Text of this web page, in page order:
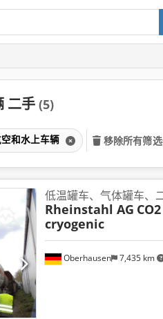
二手 (5)
和水上车辆 移除所有筛
Oberhausen 7,435 km
低温罐车、气体罐车、
Rheinstahl AG
cryogenic